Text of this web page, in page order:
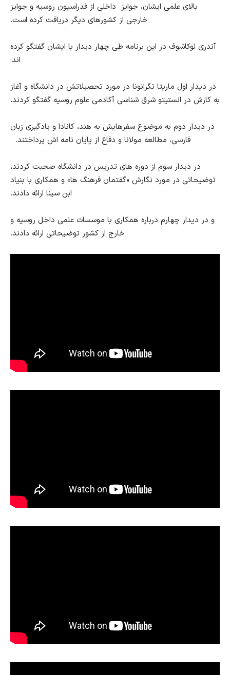
بالای علمی ایشان، جوایز داخلی از فدراسیون روسیه و جوایز
خارجی از کشورهای دیگر دریافت کرده است.
آندری لوکاشوف در این برنامه طی چهار دیدار با ایشان گفتگو کرده
اند:
در دیدار اول ماریتا تگرانونا در مورد تحصیلاتش در دانشگاه و آغاز
به کارش در انستیتو شرق شناسی آکادمی علوم روسیه گفتگو کردند.
در دیدار دوم به موضوع سفرهایش به هند، کانادا و یادگیری زبان
فارسی، مطالعه مولانا و دفاع از پایان نامه اش پرداختند.
در دیدار سوم از دوره های تدریس در دانشگاه صحبت کردند،
توضیحاتی در مورد نگارش «گفتمان فرهنگ ها» و همکاری با بنیاد
ابن سینا ارائه دادند.
و در دیدار چهارم درباره همکاری با موسسات علمی داخل روسیه و
خارج از کشور توضیحاتی ارائه دادند.